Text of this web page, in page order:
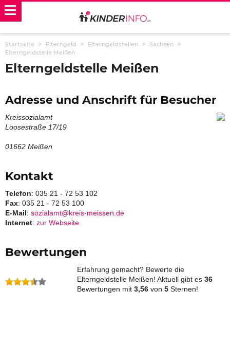
Startseite Elterngeld Elterngeldstellen
Sachsen
Elterngeldstelle Meißen
Elterngeldstelle Meißen
Adresse und Anschrift für Besucher
Kreissozialamt
Loosestraße 17/19
01662 Meißen
Kontakt
Telefon: 035 21 - 72 53 102
Fax: 035 21 - 72 53 100
E-Mail: sozialamt@kreis-meissen.de
Internet: zur Webseite
Bewertungen
Erfahrung gemacht? Bewerte die
Elterngeldstelle Meißen! Aktuell gibt es 36
Bewertungen mit 3,56 von 5 Sternen!